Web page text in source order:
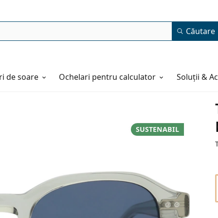
Căutare
de soare Ochelari pentru calculator Soluții &
SUSTENABIL